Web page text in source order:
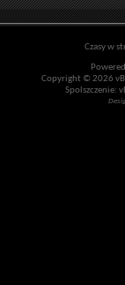
Czasy w
Copyright © 2026
Spolszczenie: